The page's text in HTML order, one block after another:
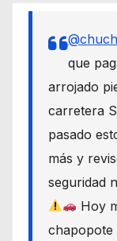
que
arrojado
carretera
pasado
más y
seguridad
Hoy
chapopote